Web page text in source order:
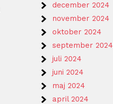
december 2024
november 2024
oktober 2024
september 2024
juli 2024
juni 2024
maj 2024
april 2024